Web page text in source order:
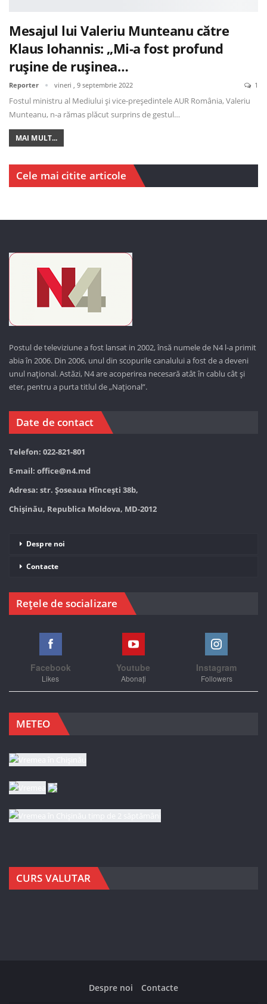
Mesajul lui Valeriu Munteanu către
Klaus Iohannis: „Mi-a fost profund
rușine de rușinea…
Reporter vineri , 9 septembrie 2022 1
Fostul ministru al Mediului și vice-președintele AUR România, Valeriu
Munteanu, n-a rămas plăcut surprins de gestul…
MAI MULT...
Cele mai citite articole
Postul de televiziune a fost lansat in 2002, însă numele de N4 l-a primit
abia în 2006. Din 2006, unul din scopurile canalului a fost de a deveni
unul național. Astăzi, N4 are acoperirea necesară atât în cablu cât și
eter, pentru a purta titlul de „Național”.
Date de contact
Telefon: 022-821-801
E-mail: office@n4.md
Adresa: str. Șoseaua Hînceşti 38b,
Chișinău, Republica Moldova, MD-2012
Despre noi
Contacte
Rețele de socializare
Facebook
Likes
Youtube
Abonați
Instagram
Followers
METEO
CURS VALUTAR
Despre noi Contacte